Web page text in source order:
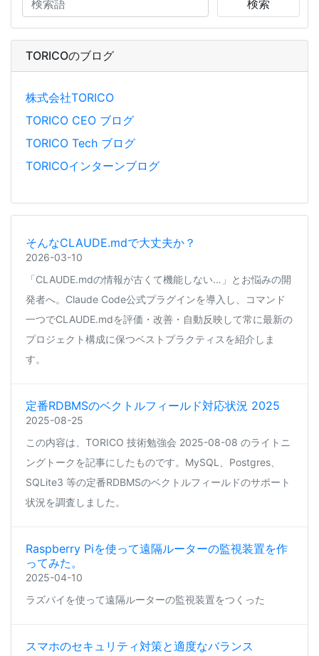
検索
TORICOのブログ
株式会社TORICO
TORICO CEO ブログ
TORICO Tech ブログ
TORICOインターンブログ
そんなCLAUDE.mdで大丈夫か？
2026-03-10
「CLAUDE.mdの情報が古くて機能しない…」とお悩みの開
発者へ。Claude Code公式プラグインを導入し、コマンド
一つでCLAUDE.mdを評価・改善・自動反映して常に最新の
プロジェクト構成に保つベストプラクティスを紹介しま
す。
定番RDBMSのベクトルフィールド対応状況 2025
2025-08-25
この内容は、TORICO 技術勉強会 2025-08-08 のライトニ
ングトークを記事にしたものです。MySQL、Postgres、
SQLite3 等の定番RDBMSのベクトルフィールドのサポート
状況を調査しました。
Raspberry Piを使って遠隔ルーターの監視装置を作
ってみた。
2025-04-10
ラズパイを使って遠隔ルーターの監視装置をつくった
スマホのセキュリティ対策と適度なバランス